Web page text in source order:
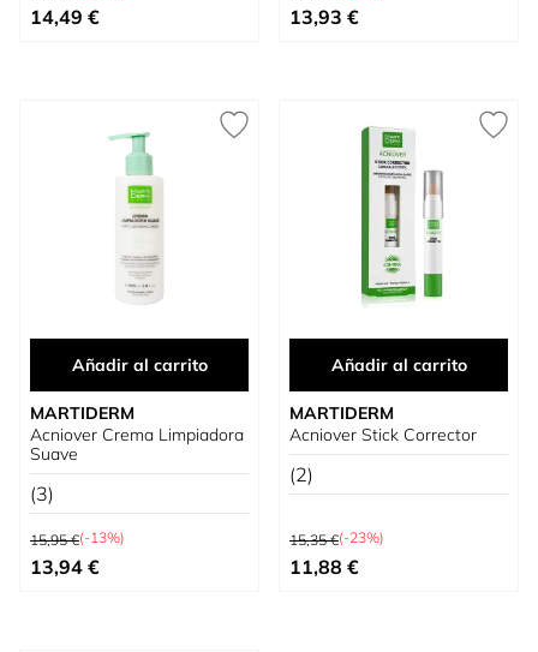
Precio especial
14,49 €
Precio especial
13,93 €
Añadir al carrito
MARTIDERM
Acniover Crema Limpiadora
Suave
(3)
Precio habitual
15,95 €(-13%)
Precio especial
13,94 €
Añadir al carrito
MARTIDERM
Acniover Stick Corrector
(2)
Precio habitual
15,35 €(-23%)
Precio especial
11,88 €